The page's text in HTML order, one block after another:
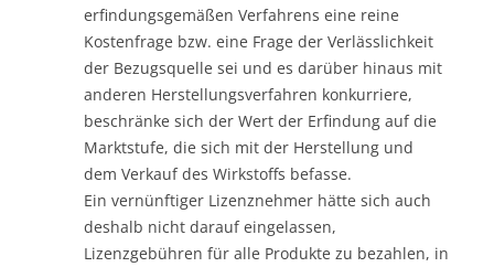
erfindungsgemäßen Verfahrens eine reine
Kostenfrage bzw. eine Frage der Verlässlichkeit
der Bezugsquelle sei und es darüber hinaus mit
anderen Herstellungsverfahren konkurriere,
beschränke sich der Wert der Erfindung auf die
Marktstufe, die sich mit der Herstellung und
dem Verkauf des Wirkstoffs befasse.
Ein vernünftiger Lizenznehmer hätte sich auch
deshalb nicht darauf eingelassen,
Lizenzgebühren für alle Produkte zu bezahlen, in